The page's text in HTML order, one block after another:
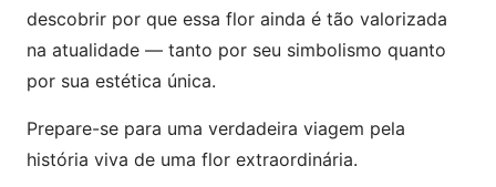
descobrir por que essa flor ainda é tão valorizada
na atualidade — tanto por seu simbolismo quanto
por sua estética única.
Prepare-se para uma verdadeira viagem pela
história viva de uma flor extraordinária.